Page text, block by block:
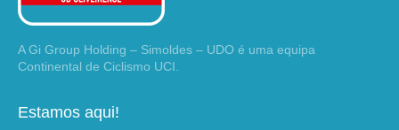
A Gi Group Holding – Simoldes – UDO é uma equipa
Continental de Ciclismo UCI.
Estamos aqui!